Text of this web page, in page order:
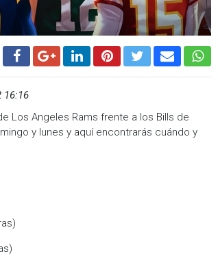
16:16
Los Angeles Rams frente a los Bills de
y lunes y aquí encontrarás cuándo y